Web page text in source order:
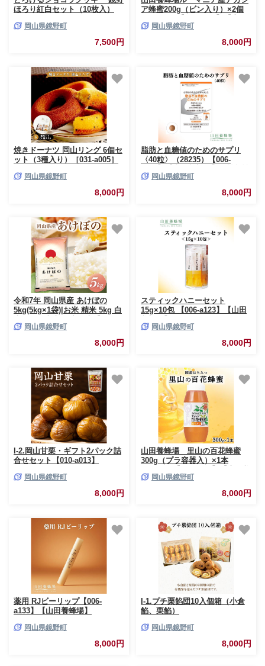
ほろり紅白セット（10枚入）
岡山県鏡野町
7,500円
ア蜂蜜200g（ビン入り）×2個
養蜂場】
岡山県鏡野町
8,000円
焼きドーナツ 岡山リング 6個セ
ット（3種入り）［031-a005］
岡山県鏡野町
8,000円
脂肪と血糖値のためのサプリ
〈40粒〉（28235）【006-
表示食品 サプリ サプリメント
血糖値 脂肪 糖 ケア サポート
岡山県鏡野町
8,000円
令和7年 岡山県産 あけぼの
5kg(5kg×1袋)|お米 精米 5kg 白
a001】岡山県鏡野町
8,000円
スティックハニーセット
15g×10包 【006-a123】【山田
岡山県鏡野町
8,000円
I-2.岡山甘栗・ギフト2パック詰
合せセット【010-a013】
岡山県鏡野町
8,000円
山田養蜂場 里山の百花蜂蜜
300g（プラ容器入）×1本
蜂場】岡山県鏡野町
8,000円
薬用 RJビーリップ【006-
a133】【山田養蜂場】
岡山県鏡野町
8,000円
I-1.プチ栗餡団10入個箱（小倉
餡、栗餡）
岡山県鏡野町
8,000円